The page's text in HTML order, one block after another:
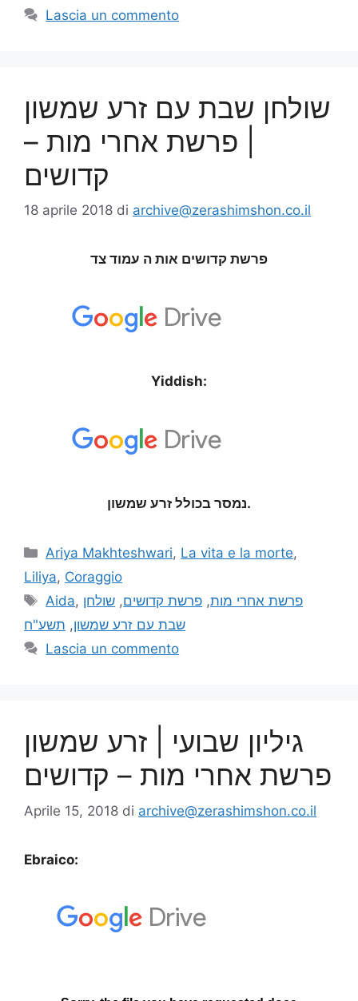
Lascia un commento
שולחן שבת עם זרע שמשון
| פרשת אחרי מות –
קדושים
18 aprile 2018 di archive@zerashimshon.co.il
פרשת קדושים אות ה עמוד צד
Yiddish:
נמסר בכולל זרע שמשון.
Ariya Makhteshwari, La vita e la morte,
Liliya, Coraggio
Aida, פרשת אחרי מות, פרשת קדושים, שולחן
שבת עם זרע שמשון, תשע"ח
Lascia un commento
גיליון שבועי | זרע שמשון
פרשת אחרי מות – קדושים
Aprile 15, 2018 di archive@zerashimshon.co.il
Ebraico: